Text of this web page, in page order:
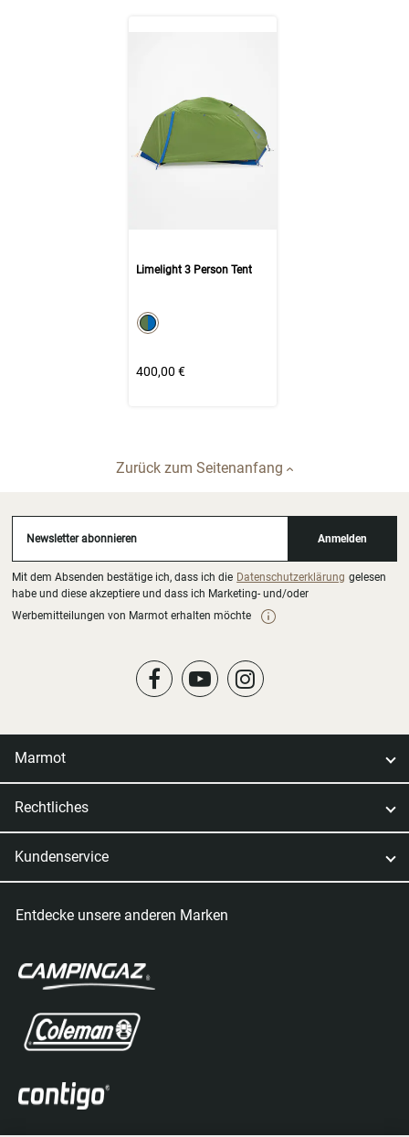
Limelight 3 Person Tent
color swatch
Select color
400,00 €
Zurück zum Seitenanfang
Newsletter abonnieren Anmelden
Mit dem Absenden bestätige ich, dass ich die Datenschutzerklärung gelesen
habe und diese akzeptiere und dass ich Marketing- und/oder
Werbemitteilungen von Marmot erhalten möchte
Marmot
Rechtliches
Kundenservice
Entdecke unsere anderen Marken